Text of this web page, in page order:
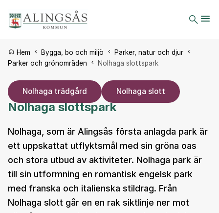
Du är här:
Hem Bygga, bo och miljö
Parker, natur och djur
Parker och grönområden
Nolhaga slottspark
Nolhaga trädgård Nolhaga slott
Nolhaga slottspark
Nolhaga, som är Alingsås första anlagda park är
ett uppskattat utflyktsmål med sin gröna oas
och stora utbud av aktiviteter. Nolhaga park är
till sin utformning en romantisk engelsk park
med franska och italienska stildrag. Från
Nolhaga slott går en en rak siktlinje ner mot